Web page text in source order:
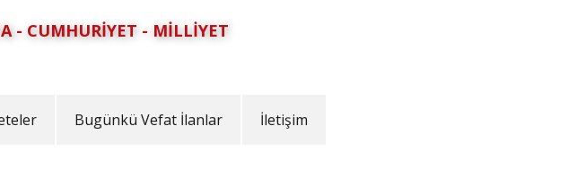
- CUMHURİYET - MİLLİYET
Bugünkü Vefat İlanlar İletişim